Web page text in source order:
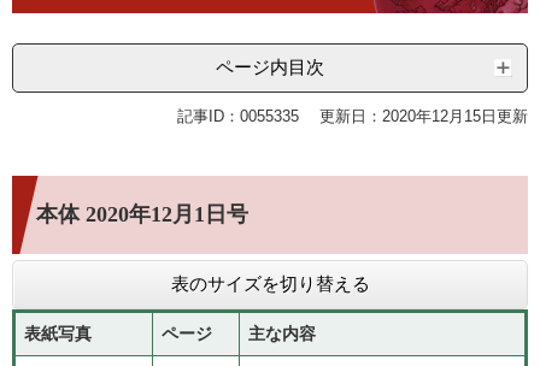
ページ内目次
記事ID：0055335 更新日：2020年12月15日更新
本体 2020年12月1日号
表のサイズを切り替える
表紙写真 ページ 主な内容